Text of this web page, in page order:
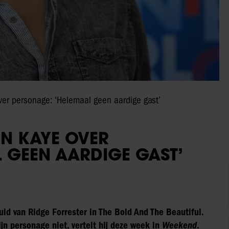
personage: ‘Helemaal geen aardige gast’
KAYE OVER
AARDIGE GAST’
van Ridge Forrester in The Bold And The Beautiful.
personage niet, vertelt hij deze week in Weekend.